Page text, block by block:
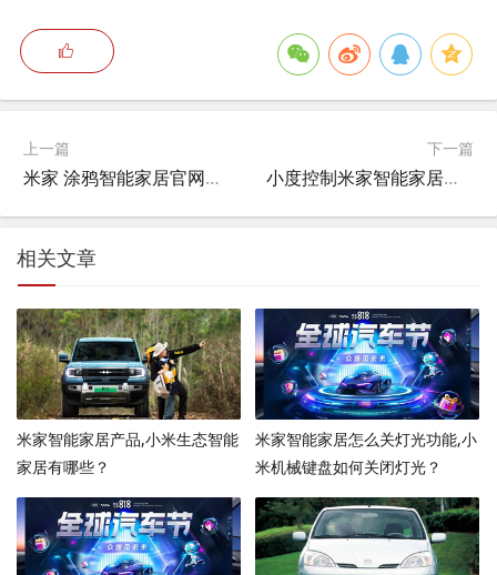
上一篇
米家 涂鸦智能家居官网首页,涂鸦设备怎么加入到米家智能场景？
下一篇
小度控制米家智能家居怎么用,怎么用小度控制米家开关？
相关文章
米家智能家居产品,小米生态智能
家居有哪些？
米家智能家居怎么关灯光功能,小
米机械键盘如何关闭灯光？